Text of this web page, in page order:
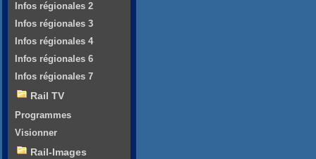
Infos régionales 2
Infos régionales 3
Infos régionales 4
Infos régionales 6
Infos régionales 7
Rail TV
Programmes
Visionner
Rail-Images